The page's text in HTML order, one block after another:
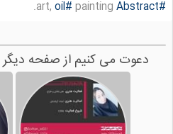
#Abstract
#oil painting.
دعوت می کنیم از صفحه